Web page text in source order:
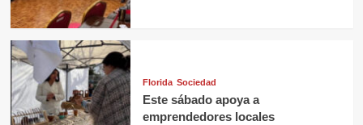
Florida Sociedad
Este sábado apoya a
emprendedores locales